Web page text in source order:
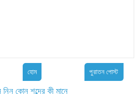
পুরাতন পোস্ট
হোম
নিন কোন শব্দের কী মানে